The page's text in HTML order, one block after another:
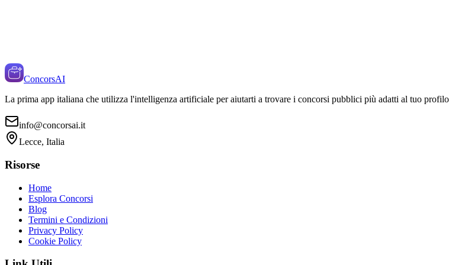
ConcorsAI
La prima app italiana che utilizza l'intelligenza artificiale per aiutarti a trovare i concorsi pubblici più adatti al tuo
info@concorsai.it
Lecce, Italia
Risorse
Home
Esplora Concorsi
Blog
Termini e Condizioni
Privacy Policy
Cookie Policy